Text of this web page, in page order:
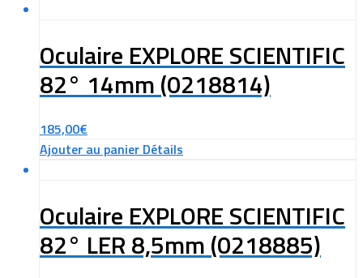
Oculaire EXPLORE SCIENTIFIC
82° 14mm (0218814)
185,00€
Ajouter au panier Détails
Oculaire EXPLORE SCIENTIFIC
82° LER 8,5mm (0218885)